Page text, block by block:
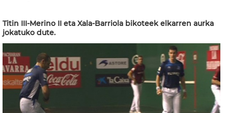
Titin III-Merino II eta Xala-Barriola bikoteek elkarren aurka
jokatuko dute.